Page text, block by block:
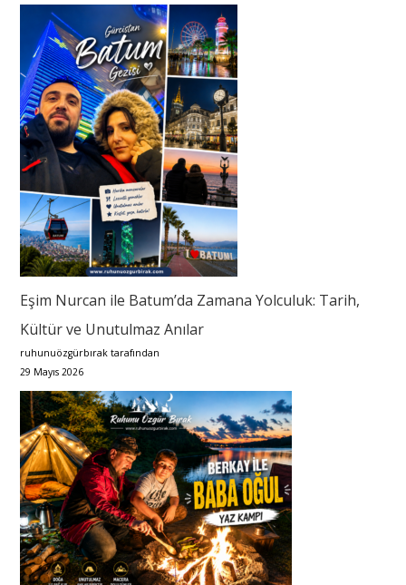
Eşim Nurcan ile Batum’da Zamana Yolculuk: Tarih,
Kültür ve Unutulmaz Anılar
ruhunuözgürbırak tarafından
29 Mayıs 2026